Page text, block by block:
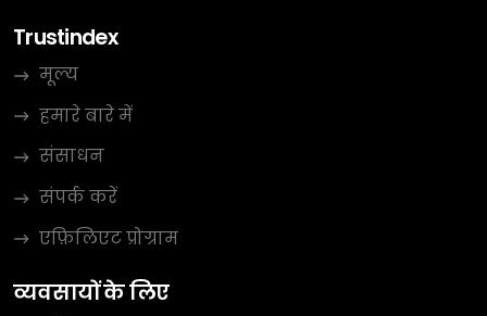
Trustindex
मूल्य
हमारे बारे में
संसाधन
संपर्क करें
एफ़िलिएट प्रोग्राम
व्यवसायों के लिए